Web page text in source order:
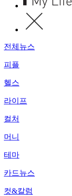
전체뉴스
피플
헬스
라이프
컬처
머니
테마
카드뉴스
컷&칼럼